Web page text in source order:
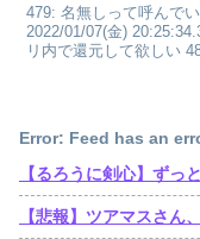
479: 名無しって呼んで
2022/01/07(金)
リ内で還元して欲しい
Error: Feed has an
【るろうに剣心】ずっ
【悲報】ツアマスさん